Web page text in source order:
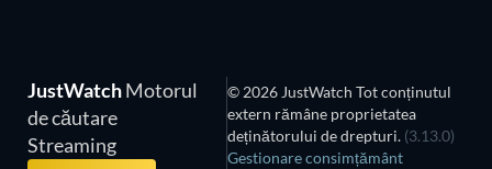
JustWatchMotorul
de căutare
Streaming
© 2026 JustWatch Tot conținutul
extern rămâne proprietatea
deținătorului de drepturi. (3.13.0)
Gestionare consimțământ